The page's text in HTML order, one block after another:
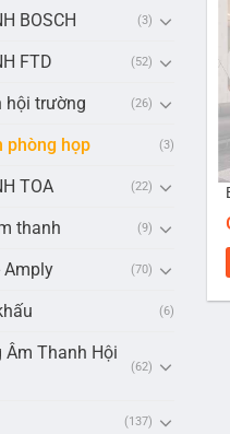
BOSCH (3)
FTD (52)
hội trường (26)
phòng họp (3)
TOA (22)
thanh (9)
Amply (70)
(6)
Âm Thanh Hội
(62)
(137)